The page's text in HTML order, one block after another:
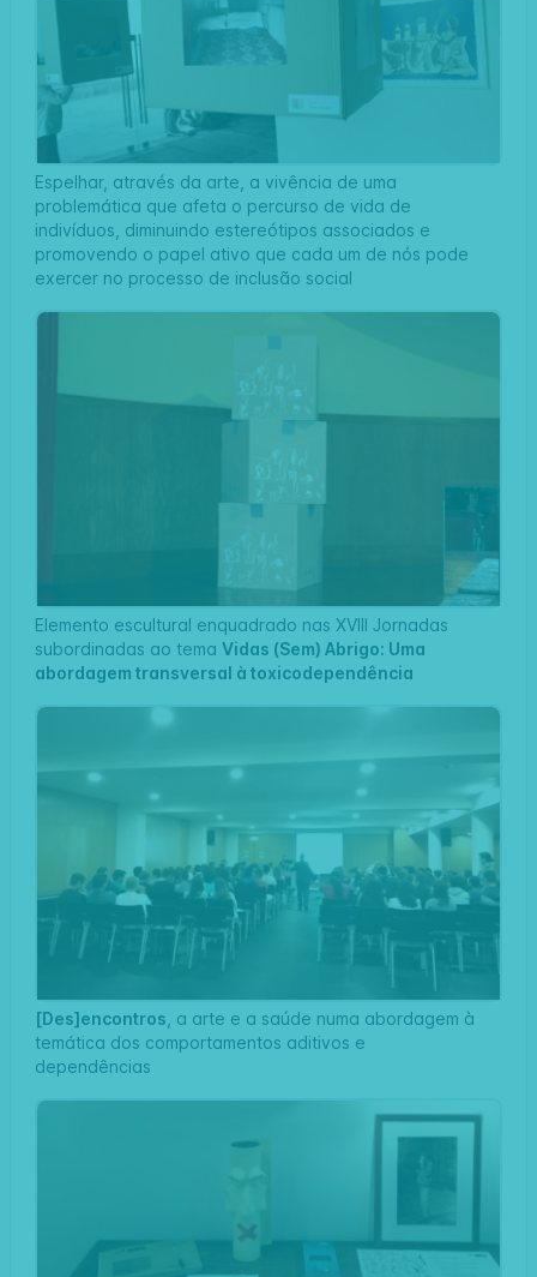
Espelhar, através da arte, a vivência de uma
problemática que afeta o percurso de vida de
indivíduos, diminuindo estereótipos associados e
promovendo o papel ativo que cada um de nós pode
exercer no processo de inclusão social
Elemento escultural enquadrado nas XVIII Jornadas
subordinadas ao tema Vidas (Sem) Abrigo: Uma
abordagem transversal à toxicodependência
[Des]encontros , a arte e a saúde numa abordagem à
temática dos comportamentos aditivos e
dependências